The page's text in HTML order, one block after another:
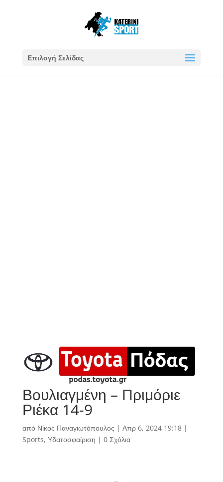
Επιλογή Σελίδας
Βουλιαγμένη – Πριμόριε
Ριέκα 14-9
από Νίκος Παναγιωτόπουλος | Απρ 6, 2024 19:18|
Sports, Υδατοσφαίριση | 0 Σχόλια